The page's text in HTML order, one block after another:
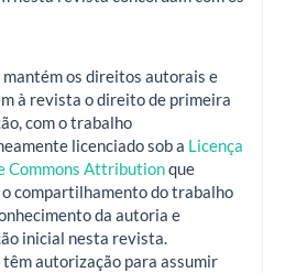
os direitos autorais e
à revista o direito de primeira
com o trabalho
licenciado sob a Licença
Commons Attributionque
compartilhamento do trabalho
da autoria e
inicial nesta revista.
autorização para assumir